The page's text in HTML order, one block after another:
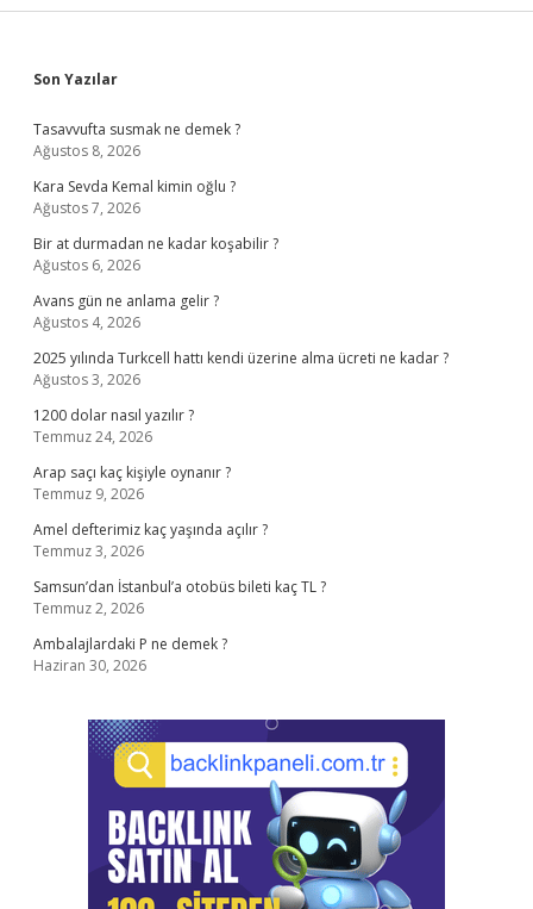
Sidebar
Son Yazılar
Tasavvufta susmak ne demek ?
Ağustos 8, 2026
Kara Sevda Kemal kimin oğlu ?
Ağustos 7, 2026
Bir at durmadan ne kadar koşabilir ?
Ağustos 6, 2026
Avans gün ne anlama gelir ?
Ağustos 4, 2026
2025 yılında Turkcell hattı kendi üzerine alma ücreti ne kadar ?
Ağustos 3, 2026
1200 dolar nasıl yazılır ?
Temmuz 24, 2026
Arap saçı kaç kişiyle oynanır ?
Temmuz 9, 2026
Amel defterimiz kaç yaşında açılır ?
Temmuz 3, 2026
Samsun’dan İstanbul’a otobüs bileti kaç TL ?
Temmuz 2, 2026
Ambalajlardaki P ne demek ?
Haziran 30, 2026